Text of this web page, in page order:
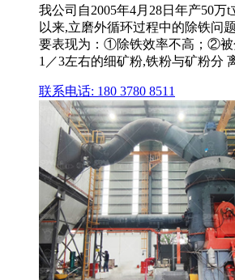
我公司自2005年4月28日年产50万
以来,立磨外循环过程中的除铁问
要表现为：①除铁效率不高；②被
1／3左右的细矿粉,铁粉与矿粉分
联系电话: 180 3780 8511